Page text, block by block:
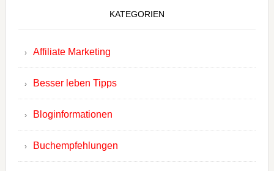
KATEGORIEN
Affiliate Marketing
Besser leben Tipps
Bloginformationen
Buchempfehlungen